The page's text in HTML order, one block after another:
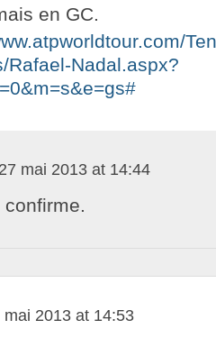
en GC.
Rafael-Nadal.aspx?
27 mai 2013 at 14:44
confirme.
mai 2013 at 14:53